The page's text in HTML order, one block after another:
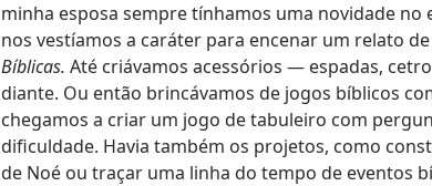
minha esposa sempre tínhamos uma novidade no
nos vestíamos a caráter para encenar um relato de
Bíblicas. Até criávamos acessórios — espadas,
diante. Ou então brincávamos de jogos bíblicos
chegamos a criar um jogo de tabuleiro com
dificuldade. Havia também os projetos, como
de Noé ou traçar uma linha do tempo de eventos